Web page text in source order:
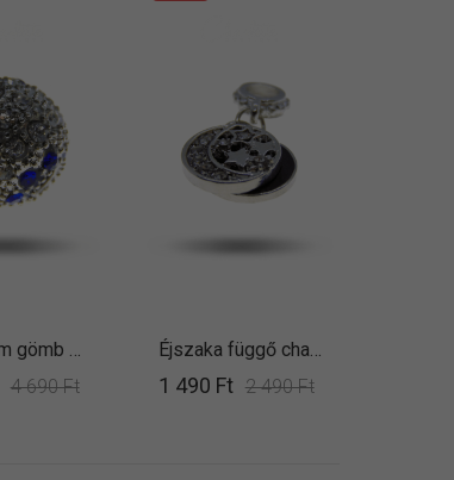
Univerzum gömb klip charm
4 690 Ft
Éjszaka függő charm
1 490 Ft 2 490 Ft